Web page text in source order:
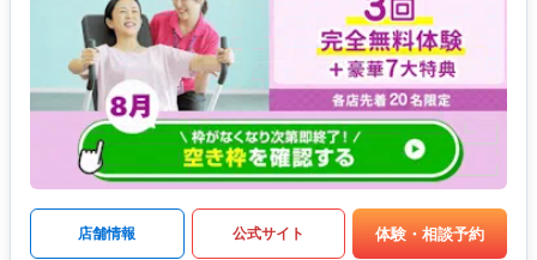
店舗情報 公式サイト 体験・相談予約